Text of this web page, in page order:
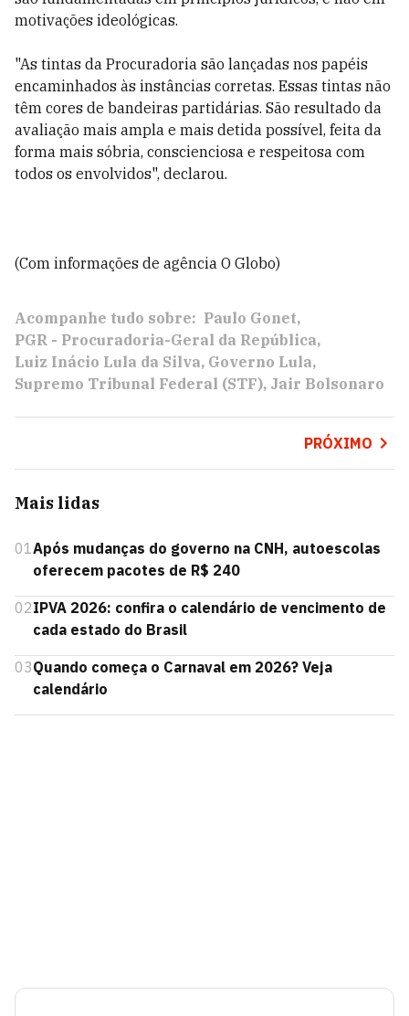
motivações ideológicas.
"As tintas da Procuradoria são lançadas nos papéis
encaminhados às instâncias corretas. Essas tintas não
têm cores de bandeiras partidárias. São resultado da
avaliação mais ampla e mais detida possível, feita da
forma mais sóbria, conscienciosa e respeitosa com
todos os envolvidos", declarou.
(Com informações de agência O Globo)
Acompanhe tudo sobre: Paulo Gonet
PGR - Procuradoria-Geral da República
Luiz Inácio Lula da Silva Governo Lula
Supremo Tribunal Federal (STF) Jair Bolsonaro
PRÓXIMO
Mais lidas
01 Após mudanças do governo na CNH, autoescolas
oferecem pacotes de R$ 240
02IPVA 2026: confira o calendário de vencimento de
cada estado do Brasil
03Quando começa o Carnaval em 2026? Veja
calendário